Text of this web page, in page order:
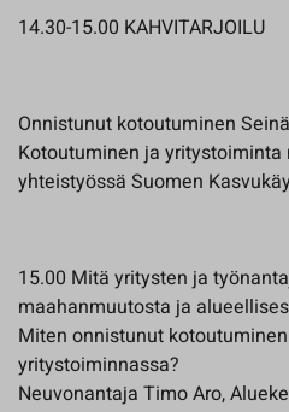
14.30-15.00 KAHVITARJOILU
Onnistunut kotoutuminen
Kotoutuminen ja
yhteistyössä Suomen
15.00 Mitä yritysten ja
maahanmuutosta ja
Miten onnistunut
yritystoiminnassa?
Neuvonantaja Timo Aro,